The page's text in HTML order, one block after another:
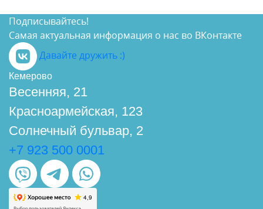
Подписывайтесь!
Самая актуальная информация о нас во ВКонтакте
Давайте дружить :)
Кемерово
Весенняя, 21
Красноармейская, 123
Солнечный бульвар, 2
+7 923 500 0001